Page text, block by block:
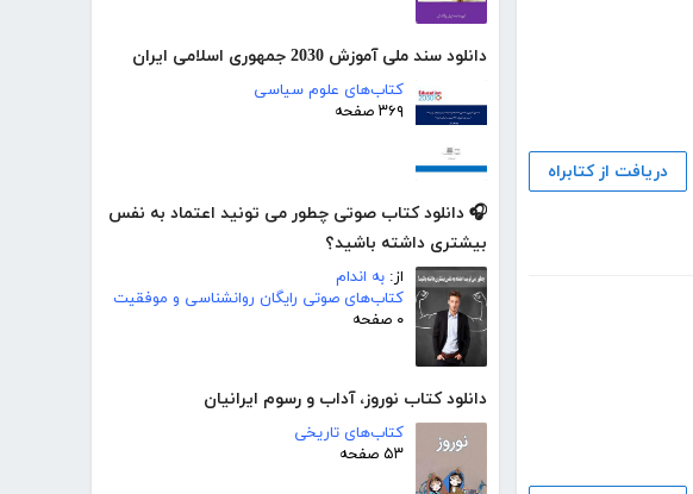
دانلود سند ملی آموزش 2030 جمهوری اسلامی ایران
کتاب‌های علوم سیاسی
۳۶۹ صفحه
🎧 دانلود کتاب صوتی چطور می تونید اعتماد به نفس
بیشتری داشته باشید؟
از: به اندام
کتاب‌های صوتی رایگان روانشناسی و موفقیت
۰ صفحه
دانلود کتاب نوروز، آداب و رسوم ایرانیان
کتاب‌های تاریخی
۵۳ صفحه
دریافت از کتابراه